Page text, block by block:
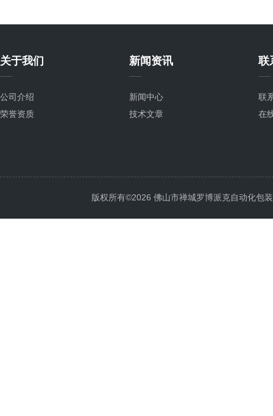
关于我们
公司介绍
荣誉资质
新闻资讯
新闻中心
技术文章
联
联
在
版权所有©2026 佛山市禅城罗博派克自动化